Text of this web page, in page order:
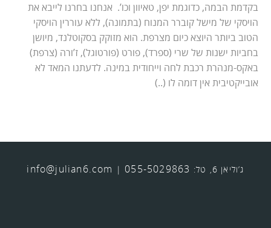
בקדמת הבמה, כדוגמת יפן, טאיוון וכו’. אנחנו בחרנו לייבא את
הויסקי של מישל קוברר המנוח (בתמונה), ללא עוררין הויסקי
הטוב ביותר היוצא כיום מצרפת. הוא מזוקק בסקוטלנד, מיושן
בחביות ישנות של שרי (ספרד), פורט (פורטוגל), ז’ורה (צרפת)
באקס-מנהרת רכבת לחה וייחודית במינה. לדעתנו המאד לא
אובייקטיבית אין דומה לו (..)
ג’וליאן 6, טל: 055-5029863
|
info@julian6.com